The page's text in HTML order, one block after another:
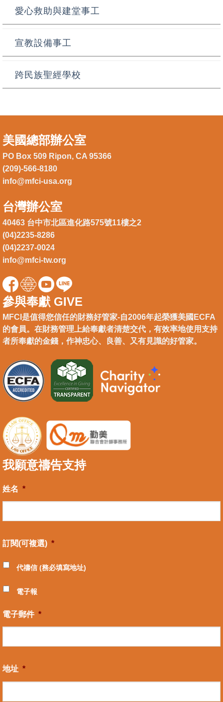
愛心救助與建堂事工
宣教設備事工
跨民族聖經學校
美國總部辦公室
PO Box 509 Ripon, CA 95366
(209)-566-8180
info@mfci-usa.org
台灣辦公室
40463 台中市北區進化路575號11樓之2
(04)2235-8286
(04)2237-0024
info@mfci-tw.org
參與奉獻 GIVE
MFCI是值得您信任的財務好管家-自2006年起榮獲美國ECFA
的會員。在財務管理上給奉獻者清楚交代，有效率地使用支持
者所奉獻的金錢，作神忠心、良善、又有見識的好管家。
我願意禱告支持
姓名 *
訂閱(可複選) *
代禱信 (務必填寫地址)
電子報
電子郵件 *
地址 *